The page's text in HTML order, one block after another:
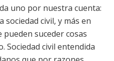
uno por nuestra cuenta:
sociedad civil, y más en
suceder cosas
civil entendida